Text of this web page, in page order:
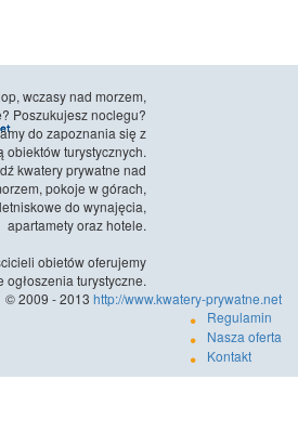
wczasy nad morzem,
Poszukujesz noclegu?
do zapoznania się z
obiektów turystycznych.
kwatery prywatne nad
pokoje w górach,
do wynajęcia,
apartamety oraz hotele.
obietów oferujemy
ogłoszenia turystyczne.
© 2009 - 2013 http://www.kwatery-prywatne.net
Regulamin
Nasza oferta
Kontakt